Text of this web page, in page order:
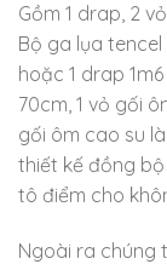
Gồm 1 drap, 2
Bộ ga lụa tencel
hoặc 1 drap
70cm, 1 vỏ gối
gối ôm cao su
thiết kế đồng
tô điểm cho
Ngoài ra chúng